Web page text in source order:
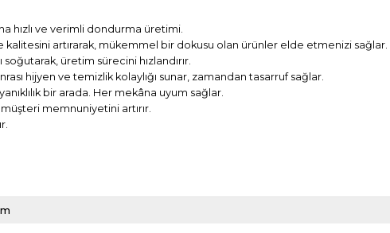
hızlı ve verimli dondurma üretimi.
kalitesini artırarak, mükemmel bir dokusu olan ürünler elde etmenizi sağlar.
soğutarak, üretim sürecini hızlandırır.
hijyen ve temizlik kolaylığı sunar, zamandan tasarruf sağlar.
bir arada. Her mekâna uyum sağlar.
memnuniyetini artırır.